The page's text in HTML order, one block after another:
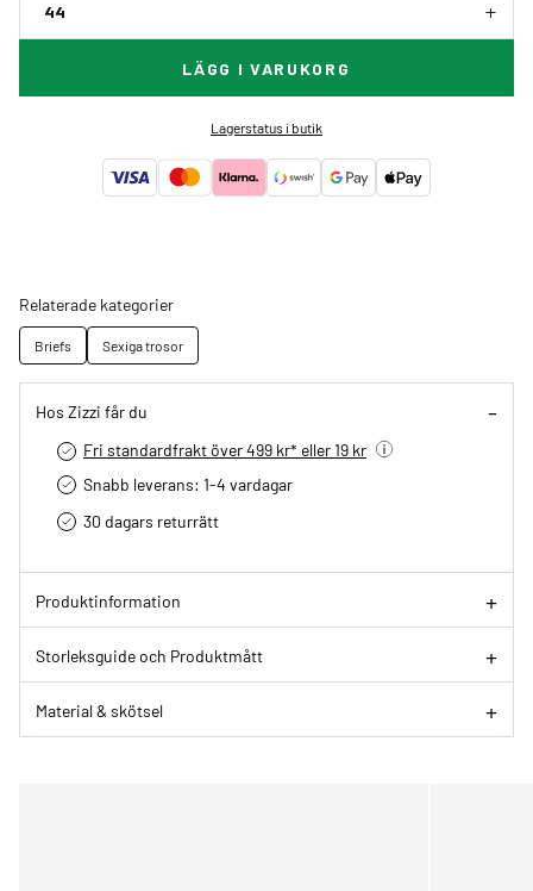
44
LÄGG I VARUKORG
Lagerstatus i butik
Relaterade kategorier
Briefs Sexiga trosor
Hos Zizzi får du
Fri standardfrakt över 499 kr* eller 19 kr
Snabb leverans: 1-4 vardagar
30 dagars returrätt­
Produktinformation
Storleksguide och Produktmått
Material & skötsel